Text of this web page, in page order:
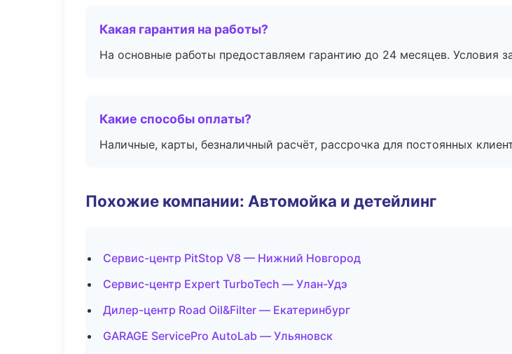
Какая гарантия на работы?
На основные работы предоставляем гарантию до 24 месяцев. Условия
Какие способы оплаты?
Наличные, карты, безналичный расчёт, рассрочка для постоянных
Похожие компании: Автомойка и детейлинг
Сервис-центр PitStop V8 — Нижний Новгород
Сервис-центр Expert TurboTech — Улан-Удэ
Дилер-центр Road Oil&Filter — Екатеринбург
GARAGE ServicePro AutoLab — Ульяновск